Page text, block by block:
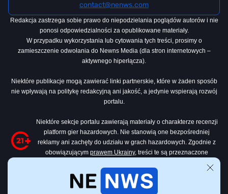
contact@nenws.com
Redakcja zastrzega sobie prawo do niepodzielania poglądów autorów i nie
ponosi odpowiedzialności za opublikowane materiały.
W przypadku wykorzystania lub cytowania tych treści, prosimy o
zamieszczenie odwołania do Newns Media (dla stron internetowych –
aktywnego hiperłącza).
Niektóre publikacje mogą zawierać linki partnerskie, które w żaden sposób
nie wpływają na politykę redakcyjną ani jakość, a jedynie wspierają rozwój
portalu.
Niektóre sekcje portalu zawierają materiały o charakterze recenzji
platform gier hazardowych. Nie stanowią one bezpośredniej
reklamy ani zachęty do udziału w grach hazardowych. Zgodnie z
obowiązującym prawem Ukrainy, treści te są przeznaczone
Wszystkie materiały dotyczące gier hazardowych na tej stronie mają